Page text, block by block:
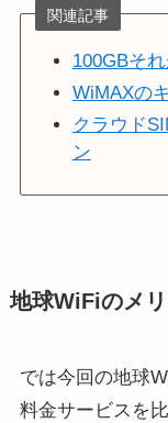
関連記事
100GBそ
WiMAXの
クラウド
ン
地球WiFiのメ
では今回の地球
料金サービスを